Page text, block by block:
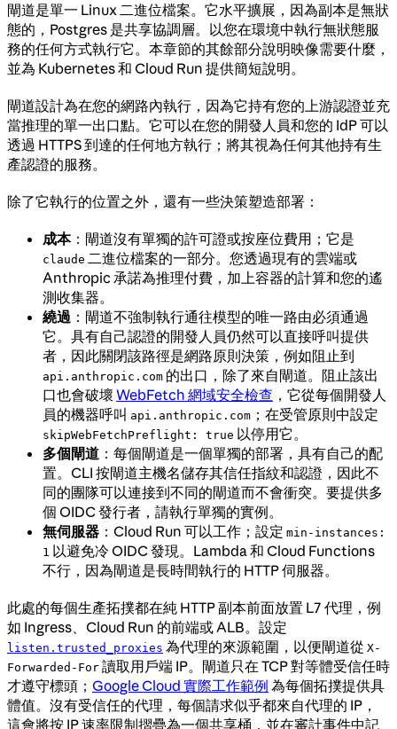
閘道是單一 Linux 二進位檔案。它水平擴展，因為副本是無狀
態的，Postgres 是共享協調層。以您在環境中執行無狀態服
務的任何方式執行它。本章節的其餘部分說明映像需要什麼，
並為 Kubernetes 和 Cloud Run 提供簡短說明。
閘道設計為在您的網路內執行，因為它持有您的上游認證並充
當推理的單一出口點。它可以在您的開發人員和您的 IdP 可以
透過 HTTPS 到達的任何地方執行；將其視為任何其他持有生
產認證的服務。
除了它執行的位置之外，還有一些決策塑造部署：
成本：閘道沒有單獨的許可證或按座位費用；它是
claude 二進位檔案的一部分。您透過現有的雲端或
Anthropic 承諾為推理付費，加上容器的計算和您的遙
測收集器。
繞過 ：閘道不強制執行通往模型的唯一路由必須通過
它。具有自己認證的開發人員仍然可以直接呼叫提供
者，因此關閉該路徑是網路原則決策，例如阻止到
api.anthropic.com 的出口，除了來自閘道。阻止該出
口也會破壞 WebFetch 網域安全檢查 ，它從每個開發人
員的機器呼叫 api.anthropic.com ；在受管原則中設定
skipWebFetchPreflight: true 以停用它。
多個閘道 ：每個閘道是一個單獨的部署，具有自己的配
置。CLI 按閘道主機名儲存其信任指紋和認證，因此不
同的團隊可以連接到不同的閘道而不會衝突。要提供多
個 OIDC 發行者，請執行單獨的實例。
無伺服器 ：Cloud Run 可以工作；設定 min-instances:
1 以避免冷 OIDC 發現。Lambda 和 Cloud Functions
不行，因為閘道是長時間執行的 HTTP 伺服器。
此處的每個生產拓撲都在純 HTTP 副本前面放置 L7 代理，例
如 Ingress、Cloud Run 的前端或 ALB。設定
listen.trusted_proxies 為代理的來源範圍，以便閘道從 X-
Forwarded-For 讀取用戶端 IP。閘道只在 TCP 對等體受信任時
才遵守標頭； Google Cloud 實際工作範例 為每個拓撲提供具
體值。沒有受信任的代理，每個請求似乎都來自代理的 IP，
這會將按 IP 速率限制摺疊為一個共享桶，並在審計事件中記